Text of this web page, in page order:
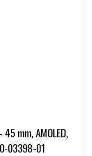
mm, AMOLED,
03398-01